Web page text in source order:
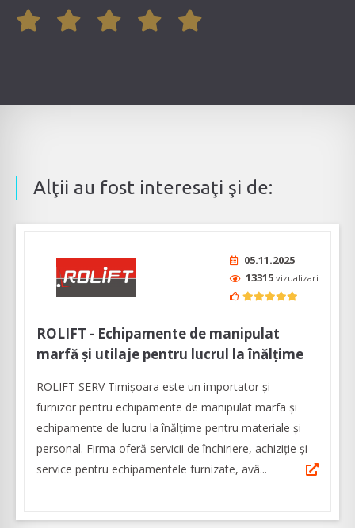
Alţii au fost interesaţi şi de:
05.11.2025
13315 vizualizari
ROLIFT - Echipamente de manipulat
marfă și utilaje pentru lucrul la înălțime
ROLIFT SERV Timișoara este un importator și
furnizor pentru echipamente de manipulat marfa şi
echipamente de lucru la înălţime pentru materiale şi
personal. Firma oferă servicii de închiriere, achiziție și
service pentru echipamentele furnizate, avâ...